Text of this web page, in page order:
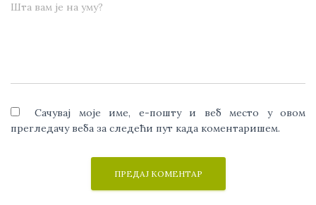
Шта вам је на уму?
Сачувај моје име, е-пошту и веб место у овом
прегледачу веба за следећи пут када коментаришем.